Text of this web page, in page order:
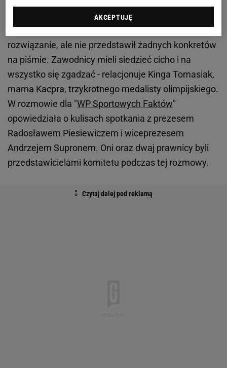
Piesiewicz miał plan na wypłatę zaległości
- PKOl chciał uzyskać naszą zgodę na swoje
rozwiązanie, ale nie przedstawił żadnych konkretów
na piśmie. Zawodnicy mieli siedzieć cicho i na
wszystko się zgadzać - relacjonuje Kinga Tomasiak,
mama Kacpra, trzykrotnego medalisty olimpijskiego.
W rozmowie dla "WP Sportowych Faktów"
opowiedziała o kulisach spotkania z prezesem
Radosławem Piesiewiczem i wiceprezesem
Andrzejem Supronem. Oni oraz dwaj prawnicy byli
przedstawicielami komitetu podczas tej rozmowy.
AKCEPTUJĘ